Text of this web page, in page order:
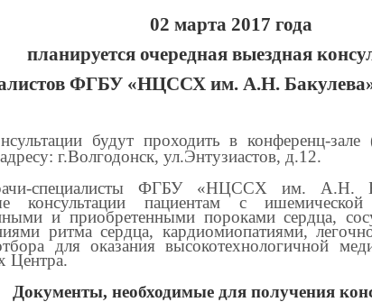
02 марта 2017 года
планируется очередная выездная
ФГБУ «НЦССХ им. А.Н.
будут проходить в конференц-
г.Волгодонск, ул.Энтузиастов, д.12.
специалисты ФГБУ «НЦССХ им. А.Н.
консультации пациентам с
и приобретенными пороками сердца,
ритма сердца, кардиомиопатиями,
для оказания высокотехнологичной
Центра.
Документы, необходимые для получения